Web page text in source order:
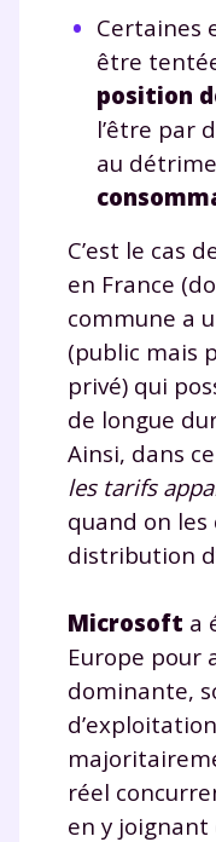
Certaines
être
position
l’être par
au
C’est le cas
en France
commune a
(public mais
privé) qui
de longue
Ainsi, dans
les tarifs
quand on les
distribution
Microsoft a
Europe pour
dominante,
réel
en y joignant